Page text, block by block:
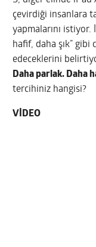
çevirdiği insanlara
yapmalarını istiyor.
hafif, daha şık” gibi
edeceklerini
Daha parlak. Daha
tercihiniz hangisi?
VİDEO